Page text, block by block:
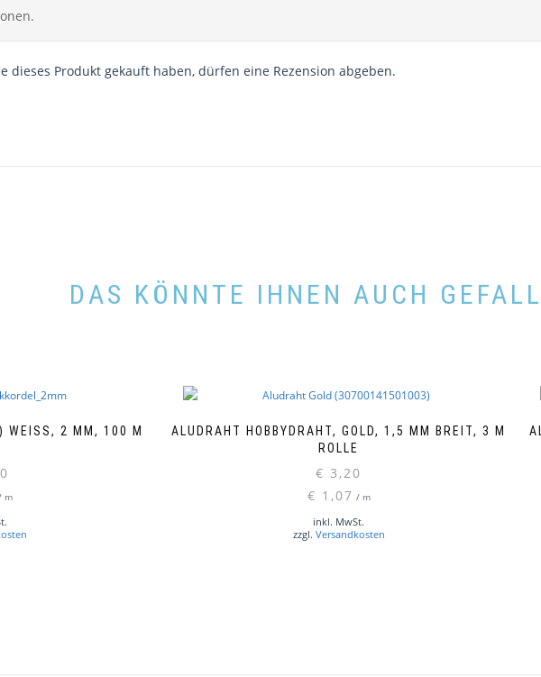
dieses Produkt gekauft haben, dürfen eine Rezension abgeben.
DAS KÖNNTE IHNEN AUCH
WEISS, 2 MM, 100 M R
m
ALUDRAHT HOBBYDRAHT, GOLD, 1,5 MM BREIT, 3 M
ROLLE
€ 3,20
€ 1,07 / m
inkl. MwSt.
zzgl. Versandkosten